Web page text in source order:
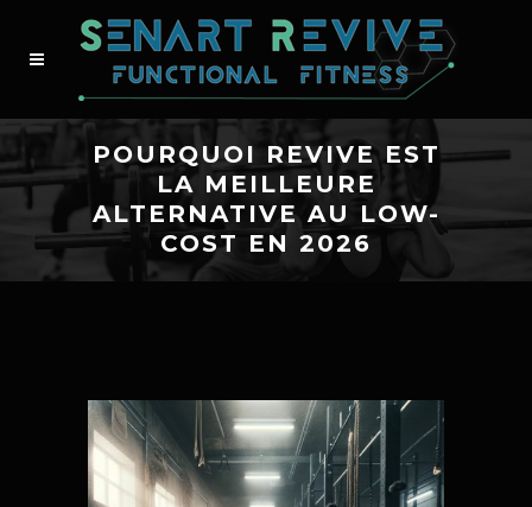
POURQUOI REVIVE EST
LA MEILLEURE
ALTERNATIVE AU LOW-
COST EN 2026